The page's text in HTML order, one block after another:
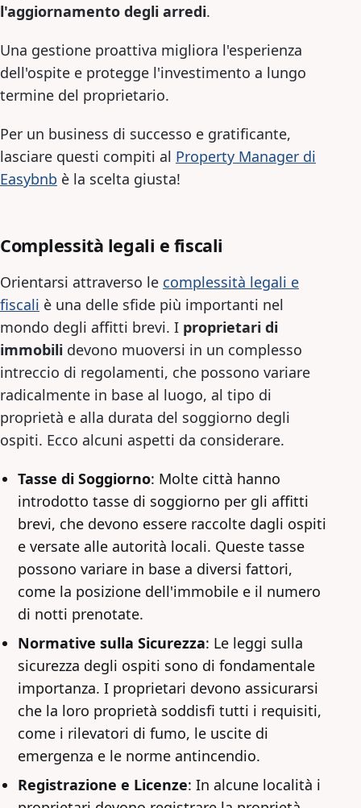
l'aggiornamento degli arredi.
Una gestione proattiva migliora l'esperienza
dell'ospite e protegge l'investimento a lungo
termine del proprietario.
Per un business di successo e gratificante,
lasciare questi compiti al Property Manager di
Easybnb è la scelta giusta!
Complessità legali e fiscali
Orientarsi attraverso le complessità legali e
fiscali è una delle sfide più importanti nel
mondo degli affitti brevi. I proprietari di
immobili devono muoversi in un complesso
intreccio di regolamenti, che possono variare
radicalmente in base al luogo, al tipo di
proprietà e alla durata del soggiorno degli
ospiti. Ecco alcuni aspetti da considerare.
Tasse di Soggiorno: Molte città hanno
introdotto tasse di soggiorno per gli affitti
brevi, che devono essere raccolte dagli ospiti
e versate alle autorità locali. Queste tasse
possono variare in base a diversi fattori,
come la posizione dell'immobile e il numero
di notti prenotate.
Normative sulla Sicurezza: Le leggi sulla
sicurezza degli ospiti sono di fondamentale
importanza. I proprietari devono assicurarsi
che la loro proprietà soddisfi tutti i requisiti,
come i rilevatori di fumo, le uscite di
emergenza e le norme antincendio.
Registrazione e Licenze: In alcune località i